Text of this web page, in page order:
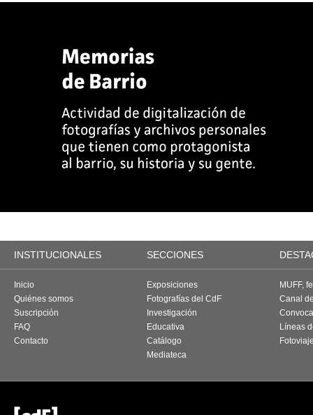
INSTITUCIONALES SECCIONES
Inicio
Quiénes somos
Suscripción
FAQ
Contacto
Exposiciones
Fotografías del CdF
Investigación
Educativa
Catálogo
Mediateca
MUFF,
Canal
Líneas